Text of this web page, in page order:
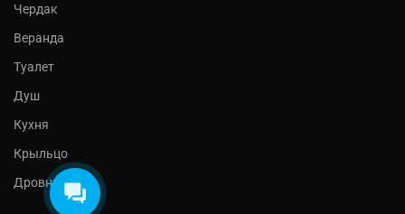
Чердак
Веранда
Туалет
Душ
Кухня
Крыльцо
Дровник